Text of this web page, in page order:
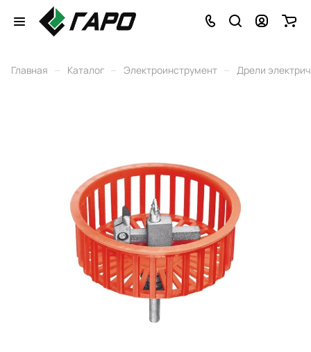
Главная – Каталог – Электроинструмент – Дрели